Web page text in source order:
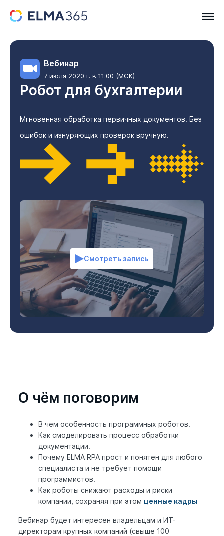
Вебинар
7 июля 2020 г. в 11:00 (МСК)
Робот для бухгалтерии
Мгновенная обработка первичных документов. Без
ошибок и изнуряющих проверок вручную.
Смотреть запись
О чём поговорим
В чем особенность программных роботов.
Как смоделировать процесс обработки
документации.
Почему ELMA RPA прост и понятен для любого
специалиста и не требует помощи
программистов.
Как роботы снижают расходы и риски
компании, сохраняя при этом ценные кадры
Вебинар будет интересен владельцам и ИТ-
директорам крупных компаний (свыше 100